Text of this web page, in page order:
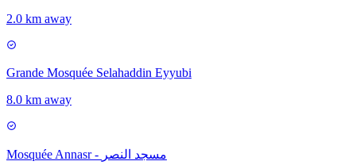
2.0 km away
Grande Mosquée Selahaddin Eyyubi
8.0 km away
Mosquée Annasr - مسجد النصر